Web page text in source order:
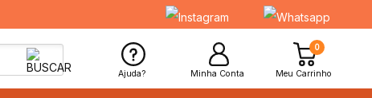
Ajuda? Minha Conta
0
Meu Carrinho